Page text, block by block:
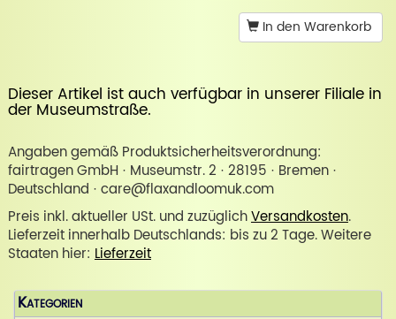
In den Warenkorb
Dieser Artikel ist auch verfügbar in unserer Filiale in
der Museumstraße.
Angaben gemäß Produktsicherheitsverordnung:
fairtragen GmbH · Museumstr. 2 · 28195 · Bremen ·
Deutschland · care@flaxandloomuk.com
Preis inkl. aktueller USt. und zuzüglichVersandkosten.
Lieferzeit innerhalb Deutschlands: bis zu 2 Tage. Weitere
Staaten hier: Lieferzeit
Kategorien